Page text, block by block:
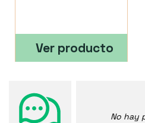
Ver producto
No hay